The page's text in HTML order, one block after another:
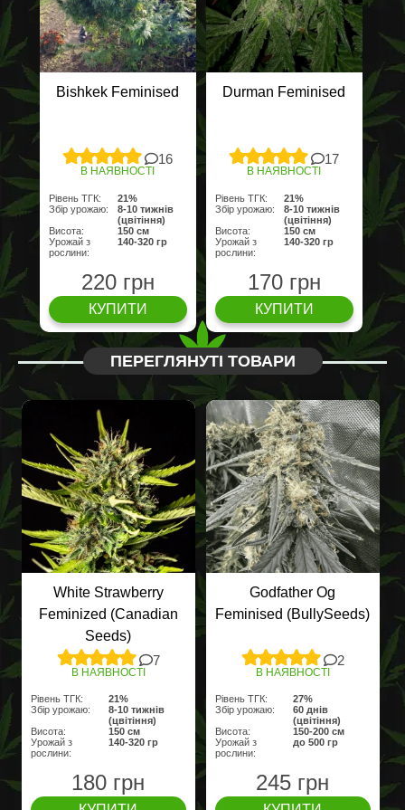
Bishkek Feminised
16
В НАЯВНОСТІ
Рівень ТГК:
21%
Збір урожаю:
8-10 тижнів
(цвітіння)
Висота:
150 cм
Урожай з
рослини:
140-320 гр
220 грн
КУПИТИ
Durman Feminised
17
В НАЯВНОСТІ
Рівень ТГК:
21%
Збір урожаю:
8-10 тижнів
(цвітіння)
Висота:
150 cм
Урожай з
рослини:
140-320 гр
170 грн
КУПИТИ
ПЕРЕГЛЯНУТІ ТОВАРИ
White Strawberry
Feminized (Canadian
Seeds)
7
В НАЯВНОСТІ
Рівень ТГК:
21%
Збір урожаю:
8-10 тижнів
(цвітіння)
Висота:
150 cм
Урожай з
рослини:
140-320 гр
180 грн
Godfather Og
Feminised (BullySeeds)
2
В НАЯВНОСТІ
Рівень ТГК:
27%
Збір урожаю:
60 днів
(цвітіння)
Висота:
150-200 см
Урожай з
рослини:
до 500 гр
245 грн